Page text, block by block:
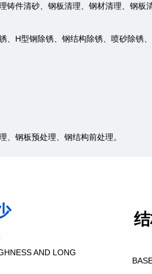
件清砂、钢板清理、钢材清理、钢板
、H型钢除锈、钢结构除锈、喷砂除锈
钢板预处理、钢结构前处理。
AND LONG